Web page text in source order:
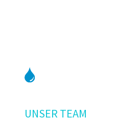
UNSER TEAM